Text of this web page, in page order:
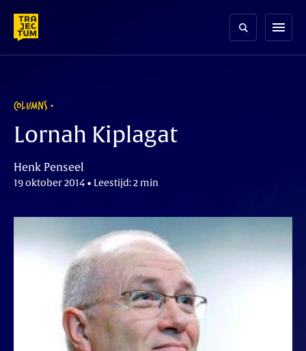
content
menu
COLUMNS
Lornah Kiplagat
Henk Penseel
19 oktober 2014 • Leestijd: 2 min